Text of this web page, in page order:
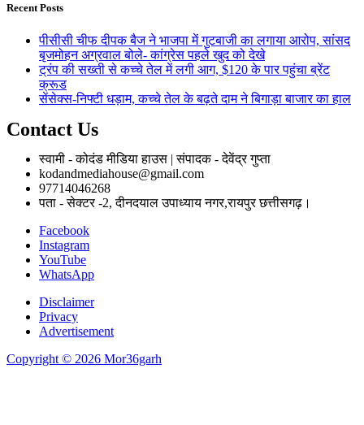
Recent Posts
पीसीसी चीफ दीपक बैज ने भाजपा में गुटबाजी का लगाया आरोप, सांसद
बृजमोहन अग्रवाल बोले- कांग्रेस पहले खुद को देखे
ट्रंप की सख्ती से कच्चे तेल में लगी आग, $120 के पार पहुंचा ब्रेंट
क्रूड
सेंसेक्स-निफ्टी धड़ाम, कच्चे तेल के बढ़ते दाम ने बिगाड़ा बाजार का हाल
Contact Us
स्वामी - कोदंड मीडिया हाउस | संपादक - देवेंद्र गुप्ता
kodandmediahouse@gmail.com
97714046268
पता - सेक्टर -2, दीनदयाल उपाध्याय नगर,रायपुर छत्तीसगढ़।
Facebook
Instagram
YouTube
WhatsApp
Disclaimer
Privacy
Advertisement
Copyright © 2026 Mor36garh